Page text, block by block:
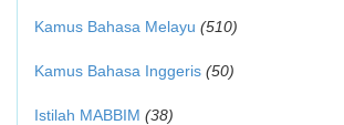
Kamus Bahasa Melayu (510)
Kamus Bahasa Inggeris (50)
Istilah MABBIM (38)